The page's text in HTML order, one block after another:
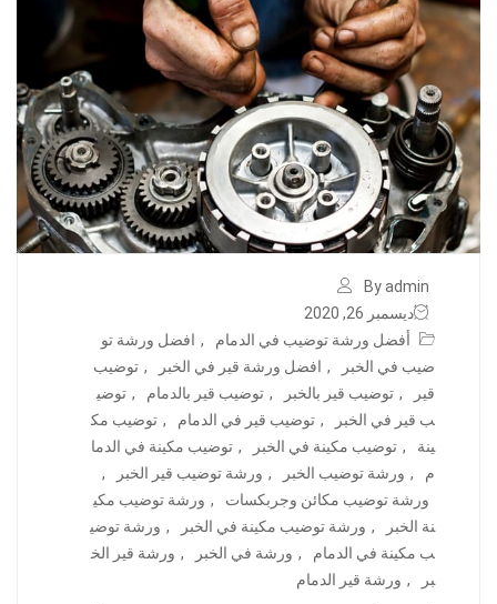
By admin
ديسمبر 26, 2020
أفضل ورشة توضيب في الدمام
, افضل ورشة تو
ضيب في الخبر
, افضل ورشة قير في الخبر , توضيب
قير
, توضيب قير بالخبر , توضيب قير بالدمام , توضي
ب قير في الخبر
, توضيب قير في الدمام , توضيب مك
ينة
, توضيب مكينة في الخبر , توضيب مكينة في الدما
م
, ورشة توضيب الخبر , ورشة توضيب قير الخبر
,
ورشة توضيب مكائن وجربكسات
, ورشة توضيب مكي
نة الخبر
, ورشة توضيب مكينة في الخبر , ورشة توضي
ب مكينة في الدمام
, ورشة في الخبر , ورشة قير الخ
بر
, ورشة قير الدمام